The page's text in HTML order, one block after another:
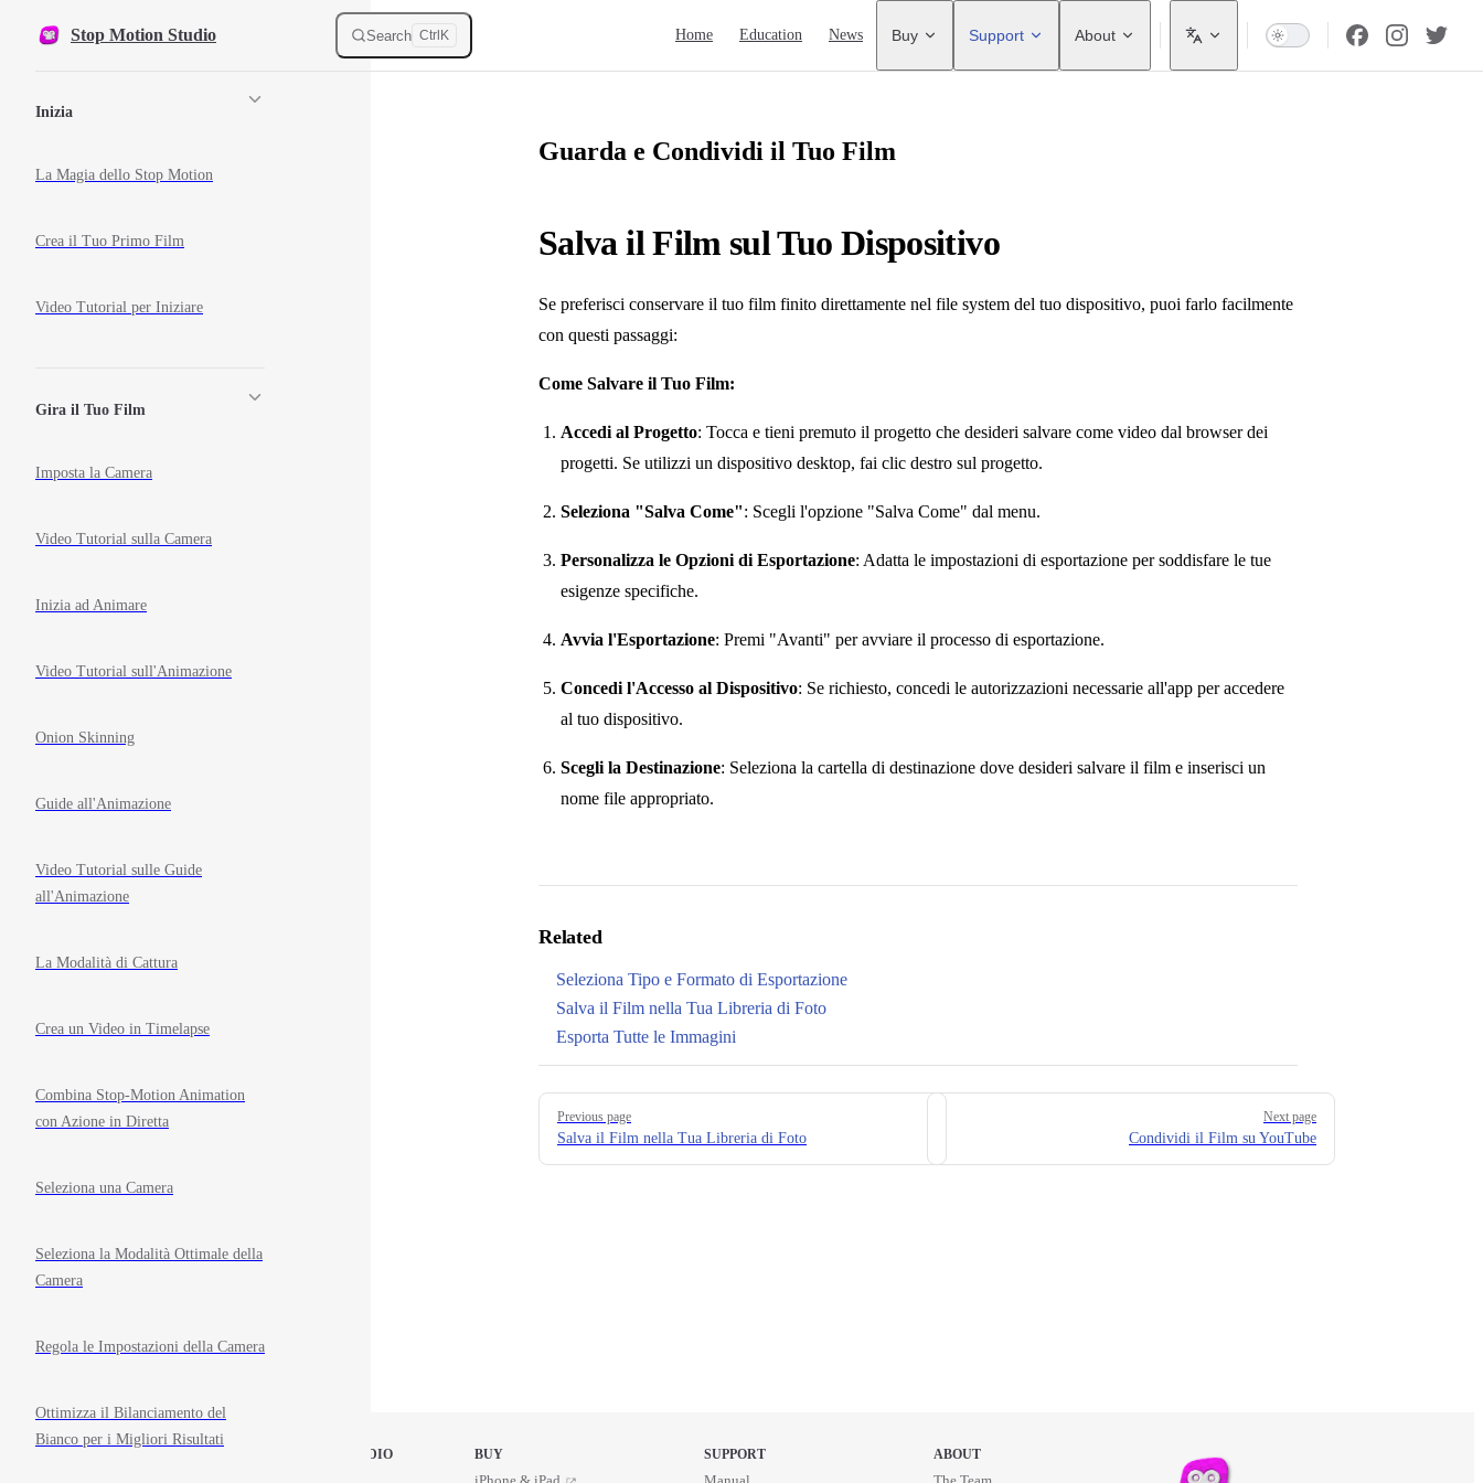
Skip to content
Stop Motion Studio Search Ctrl K Home Education News Buy Support About
Inizia
La Magia dello Stop Motion
Crea il Tuo Primo Film
Video Tutorial per Iniziare
Gira il Tuo Film
Imposta la Camera
Video Tutorial sulla Camera
Inizia ad Animare
Video Tutorial sull'Animazione
Onion Skinning
Guide all'Animazione
Video Tutorial sulle Guide
all'Animazione
La Modalità di Cattura
Crea un Video in Timelapse
Combina Stop-Motion Animation
con Azione in Diretta
Seleziona una Camera
Seleziona la Modalità Ottimale della
Camera
Regola le Impostazioni della Camera
Ottimizza il Bilanciamento del
Bianco per i Migliori Risultati
Guarda e Condividi il Tuo Film
Salva il Film sul Tuo Dispositivo
Se preferisci conservare il tuo film finito direttamente nel file system del tuo dispositivo, puoi farlo facilmente
con questi passaggi:
Come Salvare il Tuo Film:
Accedi al Progetto: Tocca e tieni premuto il progetto che desideri salvare come video dal browser dei
progetti. Se utilizzi un dispositivo desktop, fai clic destro sul progetto.
Seleziona "Salva Come": Scegli l'opzione "Salva Come" dal menu.
Personalizza le Opzioni di Esportazione: Adatta le impostazioni di esportazione per soddisfare le tue
esigenze specifiche.
Avvia l'Esportazione: Premi "Avanti" per avviare il processo di esportazione.
Concedi l'Accesso al Dispositivo: Se richiesto, concedi le autorizzazioni necessarie all'app per accedere
al tuo dispositivo.
Scegli la Destinazione: Seleziona la cartella di destinazione dove desideri salvare il film e inserisci un
nome file appropriato.
Related
Seleziona Tipo e Formato di Esportazione
Salva il Film nella Tua Libreria di Foto
Esporta Tutte le Immagini
Pager
Previous page
Salva il Film nella Tua Libreria di Foto
Next page
Condividi il Film su YouTube
STOP MOTION STUDIO BUY SUPPORT ABOUT